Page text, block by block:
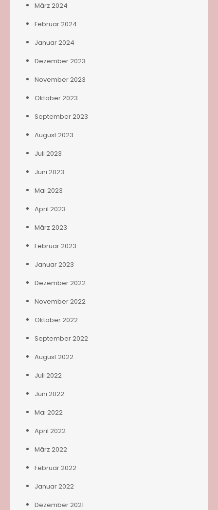
März 2024
Februar 2024
Januar 2024
Dezember 2023
November 2023
Oktober 2023
September 2023
August 2023
Juli 2023
Juni 2023
Mai 2023
April 2023
März 2023
Februar 2023
Januar 2023
Dezember 2022
November 2022
Oktober 2022
September 2022
August 2022
Juli 2022
Juni 2022
Mai 2022
April 2022
März 2022
Februar 2022
Januar 2022
Dezember 2021